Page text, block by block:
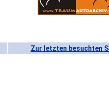
Zur letzten besuchten